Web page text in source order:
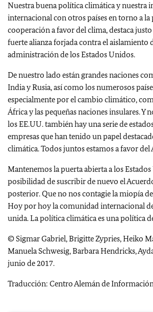
Nuestra buena política climática y nuestra
internacional con otros países en torno a
cooperación a favor del clima, destaca
fuerte alianza forjada contra el aislamiento
administración de los Estados Unidos.
De nuestro lado están grandes naciones
India y Rusia, así como los numerosos
especialmente por el cambio climático,
África y las pequeñas naciones insulares. Y
los EE.UU. también hay una serie de
empresas que han tenido un papel
climática. Todos juntos estamos a favor del
Mantenemos la puerta abierta a los
posibilidad de suscribir de nuevo el
posterior. Que no nos contagie la miopía
Hoy por hoy la comunidad internacional
unida. La política climática es una política
© Sigmar Gabriel,Brigitte Zypries, Heiko
Manuela Schwesig, Barbara Hendricks,
junio de 2017.
Traducción: Centro Alemán de